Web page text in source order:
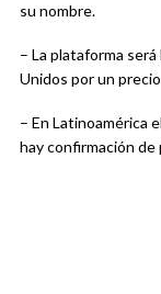
su nombre.
– La plataforma
Unidos por un
– En Latinoamérica
hay confirmación